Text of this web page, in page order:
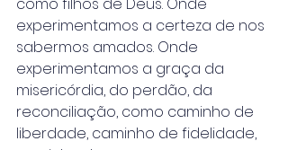
experimentamos a certeza de nos
sabermos amados. Onde
experimentamos a graça da
misericórdia, do perdão, da
reconciliação, como caminho de
liberdade, caminho de fidelidade,